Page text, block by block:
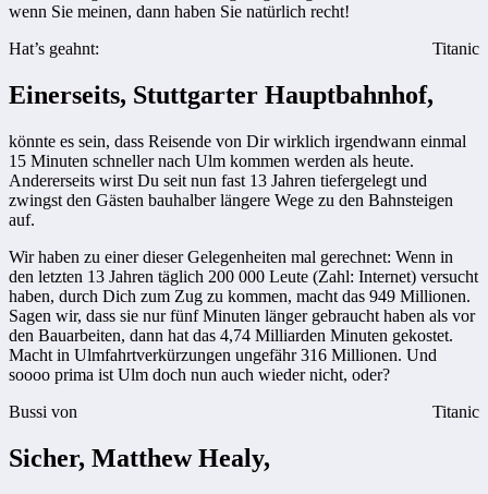
wenn Sie meinen, dann haben Sie natürlich recht!
Hat’s geahnt:
Titanic
Einerseits, Stuttgarter Hauptbahnhof,
könnte es sein, dass Reisende von Dir wirklich irgendwann einmal
15 Minuten schneller nach Ulm kommen werden als heute.
Andererseits wirst Du seit nun fast 13 Jahren tiefergelegt und
zwingst den Gästen bauhalber längere Wege zu den Bahnsteigen
auf.
Wir haben zu einer dieser Gelegenheiten mal gerechnet: Wenn in
den letzten 13 Jahren täglich 200 000 Leute (Zahl: Internet) versucht
haben, durch Dich zum Zug zu kommen, macht das 949 Millionen.
Sagen wir, dass sie nur fünf Minuten länger gebraucht haben als vor
den Bauarbeiten, dann hat das 4,74 Milliarden Minuten gekostet.
Macht in Ulmfahrtverkürzungen ungefähr 316 Millionen. Und
soooo prima ist Ulm doch nun auch wieder nicht, oder?
Bussi von
Titanic
Sicher, Matthew Healy,